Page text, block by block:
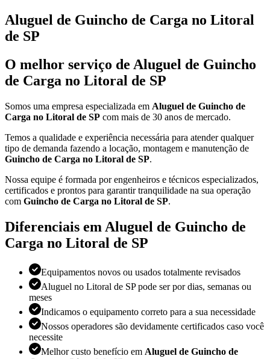
Aluguel de Guincho de Carga no Litoral
de SP
O melhor serviço de Aluguel de Guincho
de Carga no Litoral de SP
Somos uma empresa especializada em Aluguel de Guincho de
Carga no Litoral de SP com mais de 30 anos de mercado.
Temos a qualidade e experiência necessária para atender qualquer
tipo de demanda fazendo a locação, montagem e manutenção de
Guincho de Carga no Litoral de SP.
Nossa equipe é formada por engenheiros e técnicos especializados,
certificados e prontos para garantir tranquilidade na sua operação
com Guincho de Carga no Litoral de SP.
Diferenciais em Aluguel de Guincho de
Carga no Litoral de SP
Equipamentos novos ou usados totalmente revisados
Aluguel no Litoral de SP pode ser por dias, semanas ou
meses
Indicamos o equipamento correto para a sua necessidade
Nossos operadores são devidamente certificados caso você
necessite
Melhor custo benefício em Aluguel de Guincho de